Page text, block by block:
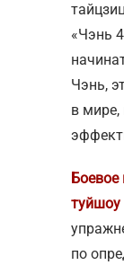
«Чэнь
Чэнь,
в мире,
туйшоу
по